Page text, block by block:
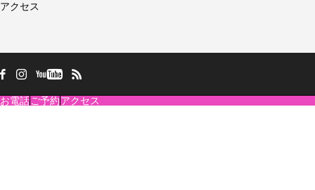
アクセス
お電話ご予約アクセス